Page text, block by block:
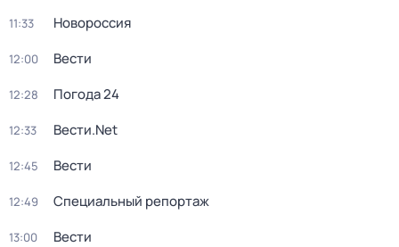
11:33 Новороссия
12:00 Вести
12:28 Погода 24
12:33 Вести.Net
12:45 Вести
12:49 Специальный репортаж
13:00 Вести